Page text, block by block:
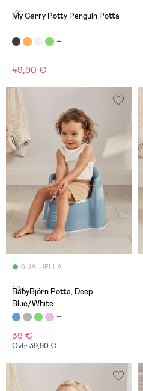
(21)
My Carry Potty Penguin Potta
49,90 €
6 JÄLJELLÄ
(74)
BabyBjörn Potta, Deep
Blue/White
39 €
Ovh: 39,90 €